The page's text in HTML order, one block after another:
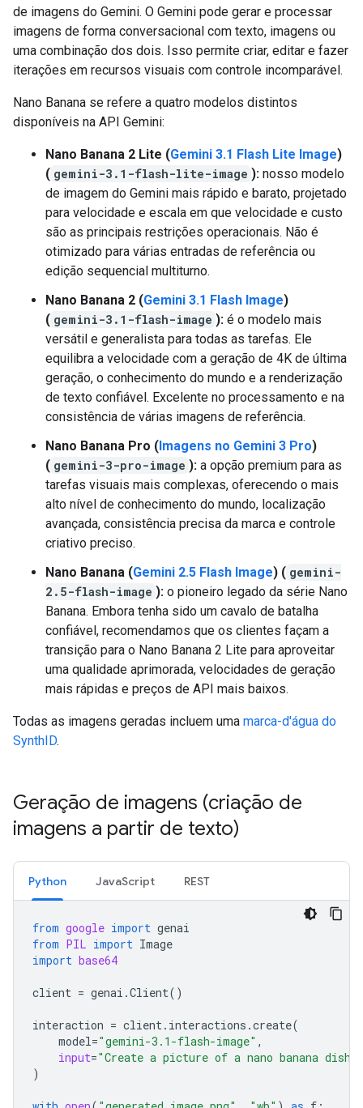
de imagens do Gemini. O Gemini pode gerar e processar
imagens de forma conversacional com texto, imagens ou
uma combinação dos dois. Isso permite criar, editar e fazer
iterações em recursos visuais com controle incomparável.
Nano Banana se refere a quatro modelos distintos
disponíveis na API Gemini:
Nano Banana 2 Lite (Gemini 3.1 Flash Lite Image)
( gemini-3.1-flash-lite-image ): nosso modelo
de imagem do Gemini mais rápido e barato, projetado
para velocidade e escala em que velocidade e custo
são as principais restrições operacionais. Não é
otimizado para várias entradas de referência ou
edição sequencial multiturno.
Nano Banana 2 (Gemini 3.1 Flash Image)
( gemini-3.1-flash-image ): é o modelo mais
versátil e generalista para todas as tarefas. Ele
equilibra a velocidade com a geração de 4K de última
geração, o conhecimento do mundo e a renderização
de texto confiável. Excelente no processamento e na
consistência de várias imagens de referência.
Nano Banana Pro (Imagens no Gemini 3 Pro)
( gemini-3-pro-image ): a opção premium para as
tarefas visuais mais complexas, oferecendo o mais
alto nível de conhecimento do mundo, localização
avançada, consistência precisa da marca e controle
criativo preciso.
Nano Banana (Gemini 2.5 Flash Image) ( gemini-
2.5-flash-image ): o pioneiro legado da série Nano
Banana. Embora tenha sido um cavalo de batalha
confiável, recomendamos que os clientes façam a
transição para o Nano Banana 2 Lite para aproveitar
uma qualidade aprimorada, velocidades de geração
mais rápidas e preços de API mais baixos.
Todas as imagens geradas incluem uma marca-d'água do
SynthID.
Geração de imagens (criação de
imagens a partir de texto)
Python JavaScript REST
from google import genai
from PIL import Image
import base64
client = genai .Client()
interaction = client. interactions .create(
model="gemini-3.1-flash-image" ,
input="Create a picture of a nano banana
)